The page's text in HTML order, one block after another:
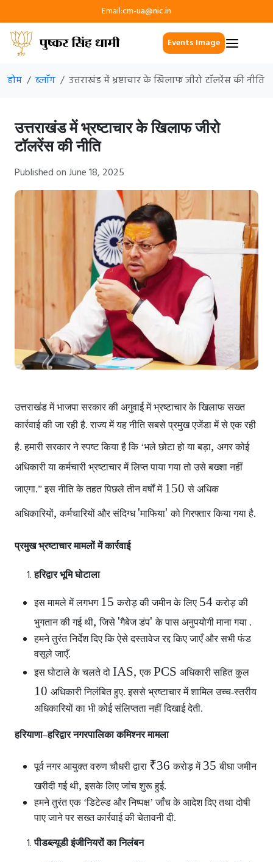
Email:cm-ua@nic.in
Events Image
होम ब्लॉग उत्तराखंड में भ्रष्टाचार के खिलाफ जीरो टॉलरेंस की नीति
उत्तराखंड में भ्रष्टाचार के खिलाफ जीरो
टॉलरेंस की नीति
Published on June 18, 2025
उत्तराखंड में भाजपा सरकार की अगुवाई में भ्रष्टाचार के खिलाफ सख्त
कार्रवाई की जा रही है. राज्य में यह नीति सबसे प्रमुख एजेंडा में से एक रही
है. हमारी सरकार ने स्पष्ट किया है कि ‘भले छोटा हो या बड़ा, अगर कोई
अधिकारी या कर्मचारी भ्रष्टाचार में लिप्त पाया गया तो उसे बख्शा नहीं
जाएगा.” इस नीति के तहत पिछले तीन वर्षों में 150से अधिक
अधिकारियों,कर्मचारियों और संदिग्ध 'माफिया'को गिरफ्तार किया गया है.
प्रमुख भ्रष्टाचार मामलों में कार्रवाई
हरिद्वार भूमि घोटाला
इस मामले में लगभग 15करोड़ की जमीन के लिए 54करोड़ की
भुगतान की गई थी,जिसे 'गैबेज डंप'के पास अनुपयोगी माना गया .
हमने तुरंत निर्देश दिए कि ऐसे दस्तावेज रद्द किए जाएँ और सभी फंड
वसूले जाएँ.
इस घोटाले के चलते दो IAS,एकPCS अधिकारी सहित कुल
10 अधिकारी निलंबित हुए. इससे भ्रष्टाचार में शामिल उच्च-स्तरीय
अधिकारियों का भी कोई संलिप्तता नहीं दिखाई देती.
हरियाणा–हरिद्वार नगरपालिका कमिश्नर मामला
पूर्व नगर आयुक्त वरुण चौधरी द्वारा ₹36करोड़ में 35बीघा जमीन
खरीदी गई थी,इसके लिए जांच शुरू हुई.
हमने तुरंत एक ‘डिटेल्ड और निष्पक्ष’ जाँच के आदेश दिए तथा दोषी
पाए जाने पर सख्त कार्रवाई की चेतावनी दी.
पीडब्ल्यूडी इंजीनियरों का निलंबन